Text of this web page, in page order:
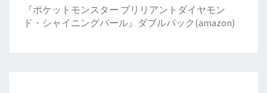
『ポケットモンスター ブリリアントダイヤモン
ド・シャイニングパール』ダブルパック(amazon)